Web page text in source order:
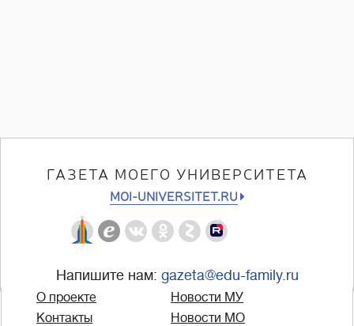
ГАЗЕТА МОЕГО УНИВЕРСИТЕТА
MOI-UNIVERSITET.RU
Напишите нам: gazeta@edu-family.ru
О проекте
Контакты
Новости МУ
Новости МО